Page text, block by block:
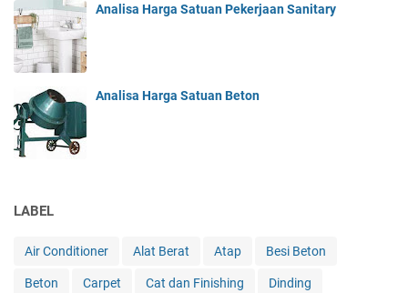
Analisa Harga Satuan Pekerjaan Sanitary
Analisa Harga Satuan Beton
LABEL
Air Conditioner Alat Berat Atap Besi Beton
Beton Carpet Cat dan Finishing Dinding